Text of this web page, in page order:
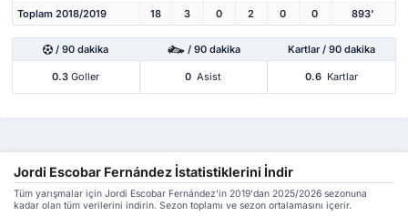
Toplam 2018/2019 18 3 0 2 0 0 893'
/ 90 dakika / 90 dakika Kartlar / 90 dakika
0.3 Goller 0 Asist 0.6 Kartlar
Jordi Escobar Fernández İstatistiklerini İndir
Tüm yarışmalar için Jordi Escobar Fernández'in 2019'dan 2025/2026 sezonuna
kadar olan tüm verilerini indirin. Sezon toplamı ve sezon ortalamasını içerir.